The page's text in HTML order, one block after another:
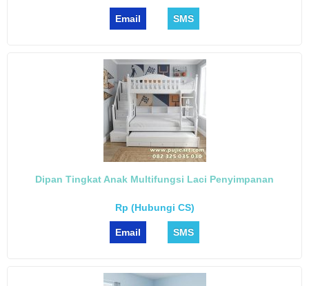
Email SMS
Dipan Tingkat Anak Multifungsi Laci Penyimpanan
Rp (Hubungi CS)
Email SMS